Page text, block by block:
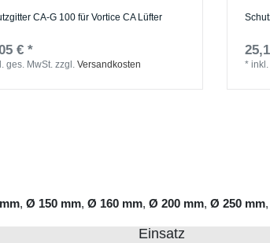
CA-G 100 für Vortice CA Lüfter
€ *
ges. MwSt. zzgl.Versandkosten *inkl.
, Ø 150 mm, Ø 160 mm, Ø 200 mm, Ø 250 mm,
Einsatz